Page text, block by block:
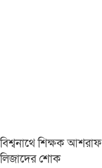
বিশ্বনাথে শিক্ষক
লিজাদের শোক